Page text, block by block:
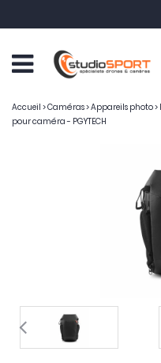
Accueil >Caméras>Appareils photo>
pour caméra - PGYTECH